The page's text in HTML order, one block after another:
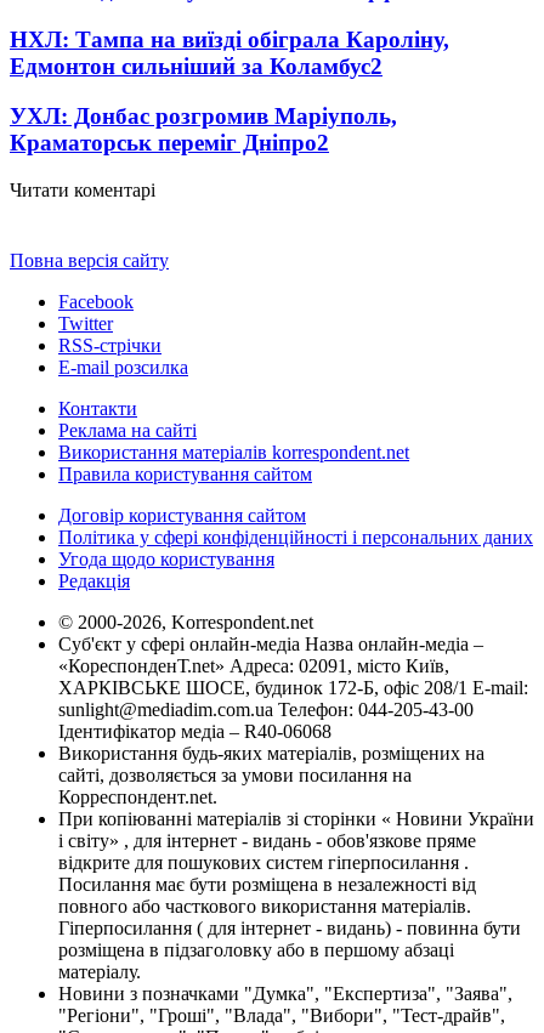
НХЛ: Тампа на виїзді обіграла Кароліну,
Едмонтон сильніший за Коламбус2
УХЛ: Донбас розгромив Маріуполь,
Краматорськ переміг Дніпро2
Читати коментарі
Повна версія сайту
Facebook
Twitter
RSS-стрічки
E-mail розсилка
Контакти
Реклама на сайті
Використання матеріалів korrespondent.net
Правила користування сайтом
Договір користування сайтом
Політика у сфері конфіденційності і персональних даних
Угода щодо користування
Редакція
© 2000-2026, Korrespondent.net
Суб'єкт у сфері онлайн-медіа Назва онлайн-медіа –
«КореспонденТ.net» Адреса: 02091, місто Київ,
ХАРКІВСЬКЕ ШОСЕ, будинок 172-Б, офіс 208/1 E-mail:
sunlight@mediadim.com.ua Телефон: 044-205-43-00
Ідентифікатор медіа – R40-06068
Використання будь-яких матеріалів, розміщених на
сайті, дозволяється за умови посилання на
Корреспондент.net.
При копіюванні матеріалів зі сторінки « Новини України
і світу» , для інтернет - видань - обов'язкове пряме
відкрите для пошукових систем гіперпосилання .
Посилання має бути розміщена в незалежності від
повного або часткового використання матеріалів.
Гіперпосилання ( для інтернет - видань) - повинна бути
розміщена в підзаголовку або в першому абзаці
матеріалу.
Новини з позначками "Думка", "Експертиза", "Заява",
"Регіони", "Гроші", "Влада", "Вибори", "Тест-драйв",